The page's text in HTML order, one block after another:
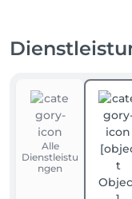
Alle
Dienstleistu
ngen